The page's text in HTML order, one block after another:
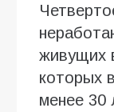
живущих
которых
менее 30